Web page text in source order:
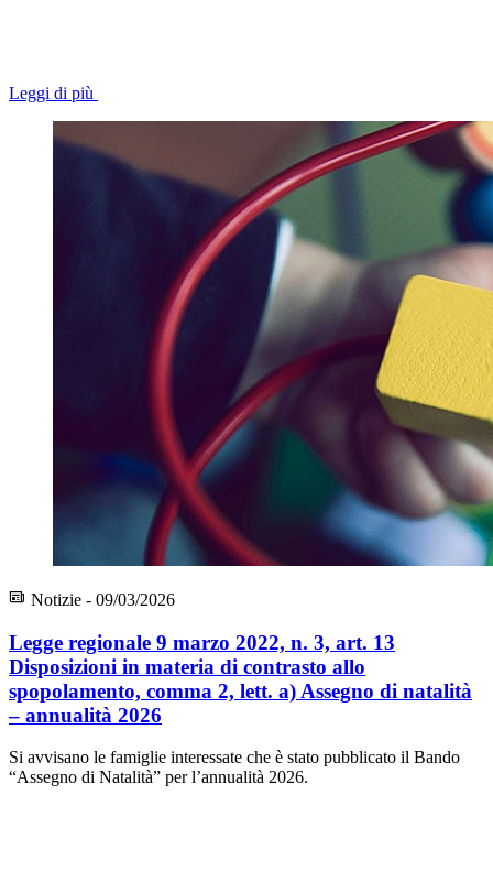
Leggi di più
Notizie - 09/03/2026
Legge regionale 9 marzo 2022, n. 3, art. 13
Disposizioni in materia di contrasto allo
spopolamento, comma 2, lett. a) Assegno di natalità
– annualità 2026
Si avvisano le famiglie interessate che è stato pubblicato il Bando
“Assegno di Natalità” per l’annualità 2026.